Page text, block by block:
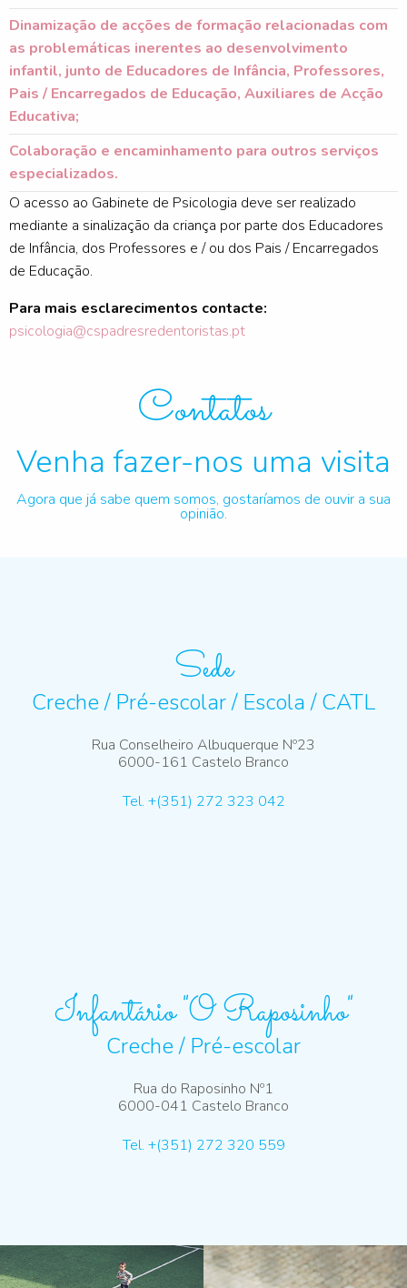
Dinamização de acções de formação relacionadas com
as problemáticas inerentes ao desenvolvimento
infantil, junto de Educadores de Infância, Professores,
Pais / Encarregados de Educação, Auxiliares de Acção
Educativa;
Colaboração e encaminhamento para outros serviços
especializados.
O acesso ao Gabinete de Psicologia deve ser realizado
mediante a sinalização da criança por parte dos Educadores
de Infância, dos Professores e / ou dos Pais / Encarregados
de Educação.
Para mais esclarecimentos contacte:
psicologia@cspadresredentoristas.pt
Contatos
Venha fazer-nos uma visita
Agora que já sabe quem somos, gostaríamos de ouvir a sua
opinião.
Sede
Creche / Pré-escolar / Escola / CATL
Rua Conselheiro Albuquerque Nº23
6000-161 Castelo Branco
Tel. +(351) 272 323 042
Infantário "O Raposinho"
Creche / Pré-escolar
Rua do Raposinho Nº1
6000-041 Castelo Branco
Tel. +(351) 272 320 559